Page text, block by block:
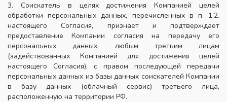
3. Соискатель в целях достижения Компанией целей
обработки персональных данных, перечисленных в п. 1.2.
настоящего Согласия, признает и подтверждает
предоставление Компании согласия на передачу его
персональных данных, любым третьим лицам
(задействованных Компанией для достижения целей
настоящего Согласия), с правом последующей передачи
персональных данных из базы данных соискателей Компании
в базу данных (облачный сервис) третьего лица,
расположенную на территории РФ.